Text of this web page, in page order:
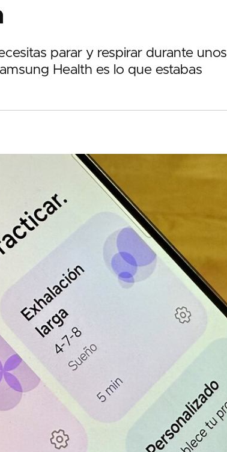
parar y respirar durante unos
Health es lo que estabas